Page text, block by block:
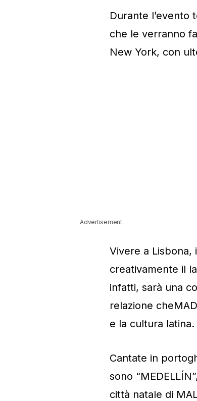
Durante l’evento
che le verranno
New York, con
Advertisement
Vivere a Lisbona,
creativamente il
infatti, sarà una
relazione
e la cultura latina.
Cantate in
sono
città natale di